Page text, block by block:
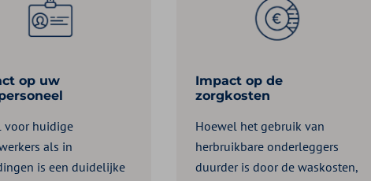
op uw
voor huidige
als in
is een duidelijke
Impact op de
zorgkosten
Hoewel het gebruik van
herbruikbare onderleggers
duurder is door de waskosten,